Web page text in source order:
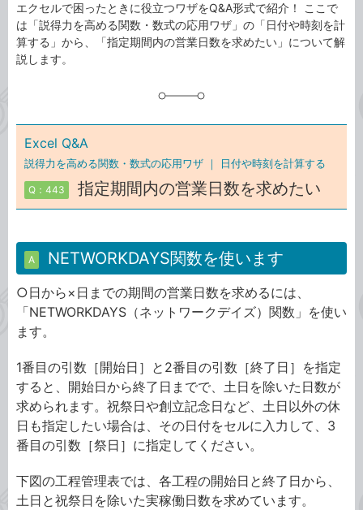
エクセルで困ったときに役立つワザをQ&A形式で紹介！ ここで
は「説得力を高める関数・数式の応用ワザ」の「日付や時刻を計
算する」から、「指定期間内の営業日数を求めたい」について解
説します。
Excel Q&A
説得力を高める関数・数式の応用ワザ ｜ 日付や時刻を計算する
Q：443 指定期間内の営業日数を求めたい
A NETWORKDAYS関数を使います
○日から×日までの期間の営業日数を求めるには、
「NETWORKDAYS（ネットワークデイズ）関数」を使い
ます。
1番目の引数［開始日］と2番目の引数［終了日］を指定
すると、開始日から終了日までで、土日を除いた日数が
求められます。祝祭日や創立記念日など、土日以外の休
日も指定したい場合は、その日付をセルに入力して、3
番目の引数［祭日］に指定してください。
下図の工程管理表では、各工程の開始日と終了日から、
土日と祝祭日を除いた実稼働日数を求めています。